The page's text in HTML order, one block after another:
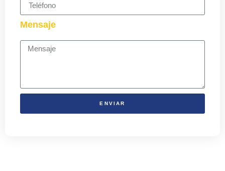
Mensaje
ENVIAR